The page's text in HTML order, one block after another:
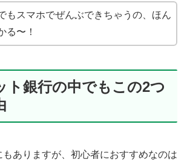
もスマホでぜんぶできちゃうの、ほん
る〜！
ト銀行の中でもこの2つ
ありますが、初心者におすすめなのは